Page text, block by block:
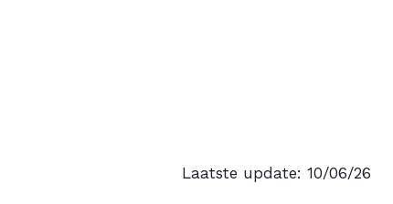
Laatste update: 10/06/26